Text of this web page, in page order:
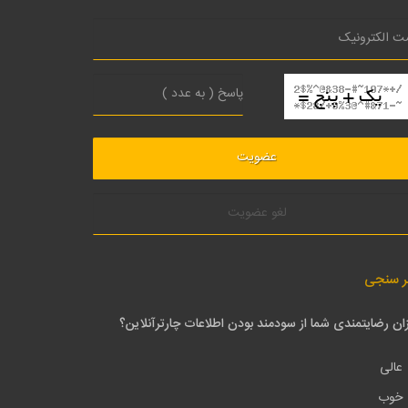
لغو عضویت
سنجی
رضایتمندی شما از سودمند بودن اطلاعات چارترآنلاین؟
عالی
خوب